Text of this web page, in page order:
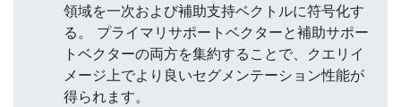
領域を一次および補助支持ベクトルに符号化す
る。 プライマリサポートベクターと補助サポー
トベクターの両方を集約することで、クエリイ
メージ上でより良いセグメンテーション性能が
得られます。